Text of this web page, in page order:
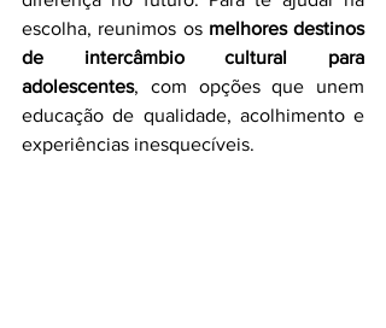
escolha, reunimos os melhores destinos
de intercâmbio cultural para
adolescentes, com opções que unem
educação de qualidade, acolhimento e
experiências inesquecíveis.